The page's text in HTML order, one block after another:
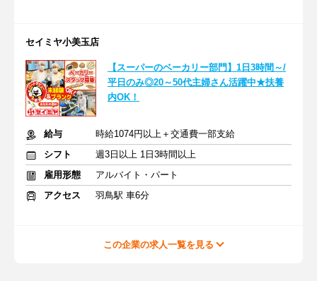
セイミヤ小美玉店
【スーパーのベーカリー部門】1日3時間～/
平日のみ◎20～50代主婦さん活躍中★扶養
内OK！
給与
時給1074円以上＋交通費一部支給
シフト
週3日以上 1日3時間以上
雇用形態
アルバイト・パート
アクセス
羽鳥駅 車6分
この企業の求人一覧を見る